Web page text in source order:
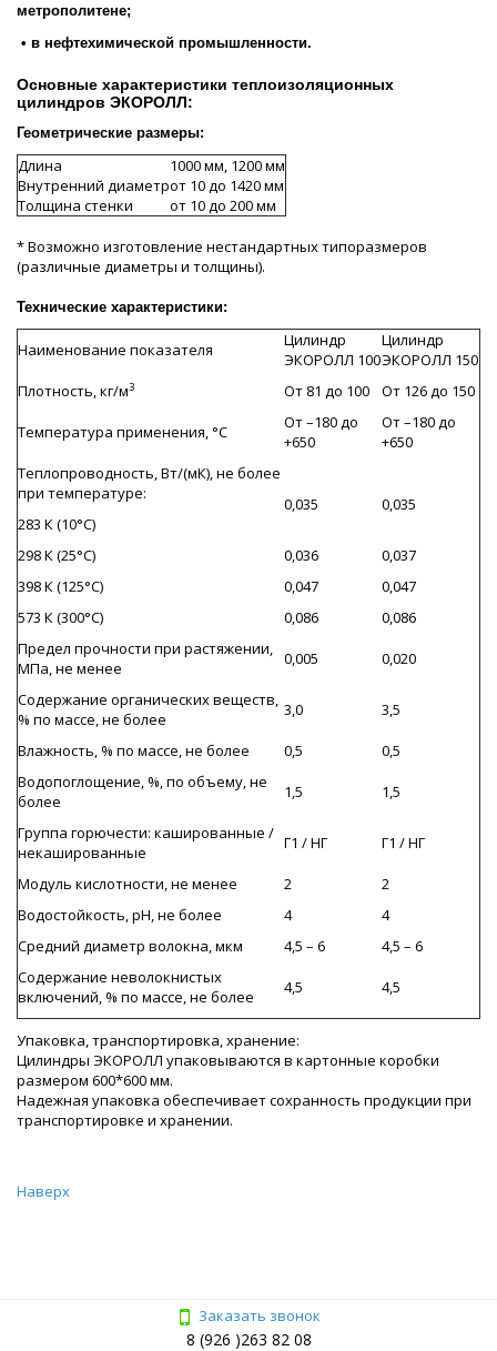
метрополитене;
• в нефтехимической промышленности.
Основные характеристики теплоизоляционных
цилиндров ЭКОРОЛЛ:
Геометрические размеры:
Длина
1000 мм, 1200 мм
Внутренний диаметрот 10 до 1420 мм
Толщина стенки
от 10 до 200 мм
* Возможно изготовление нестандартных типоразмеров
(различные диаметры и толщины).
Технические характеристики:
Наименование показателя
Цилиндр
ЭКОРОЛЛ 100
Цилиндр
ЭКОРОЛЛ 150
Плотность, кг/м3 От 81 до 100 От 126 до 150
Температура применения, °С
От –180 до
+650
От –180 до
+650
Теплопроводность, Вт/(мК), не более
при температуре:
283 К (10°С)
0,035 0,035
298 К (25°С) 0,036
0,037
398 К (125°С)
0,047
0,047
573 К (300°С)
0,086
0,086
Предел прочности при растяжении,
МПа, не менее
0,005 0,020
Содержание органических веществ,
% по массе, не более
3,0 3,5
Влажность, % по массе, не более 0,5
0,5
Водопоглощение, %, по объему, не
более
1,5 1,5
Группа горючести: кашированные /
некашированные
Г1 / НГ Г1 / НГ
Модуль кислотности, не менее 2
2
Водостойкость, рН, не более
4
4
Средний диаметр волокна, мкм
4,5 – 6
4,5 – 6
Содержание неволокнистых
включений, % по массе, не более
4,5 4,5
Упаковка, транспортировка, хранение:
Цилиндры ЭКОРОЛЛ упаковываются в картонные коробки
размером 600*600 мм.
Надежная упаковка обеспечивает сохранность продукции при
транспортировке и хранении.
Наверх
Заказать звонок
8 (926 )263 82 08